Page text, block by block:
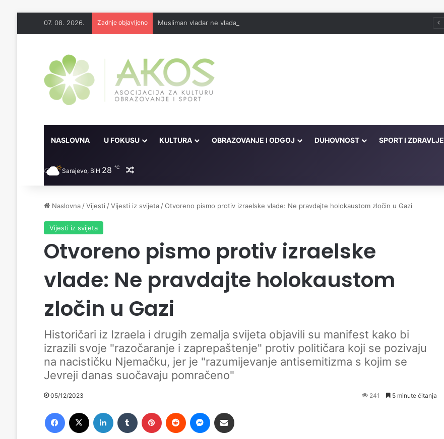
07. 08. 2026. Zadnje objavljeno Musliman vladar ne vlada već služi
NASLOVNA U FOKUSU KULTURA OBRAZOVANJE I ODGOJ DUHOVNOST SPORT I ZDRAVLJE
Sarajevo, BiH 28 ℃ Random članak
Naslovna /Vijesti /Vijesti iz svijeta /Otvoreno pismo protiv izraelske vlade: Ne pravdajte holokaustom zločin u Gazi
Vijesti iz svijeta
Otvoreno pismo protiv izraelske
vlade: Ne pravdajte holokaustom
zločin u Gazi
Historičari iz Izraela i drugih zemalja svijeta objavili su manifest kako bi
izrazili svoje "razočaranje i zaprepaštenje" protiv političara koji se pozivaju
na nacističku Njemačku, jer je "razumijevanje antisemitizma s kojim se
Jevreji danas suočavaju pomračeno"
05/12/2023 241 5 minute čitanja